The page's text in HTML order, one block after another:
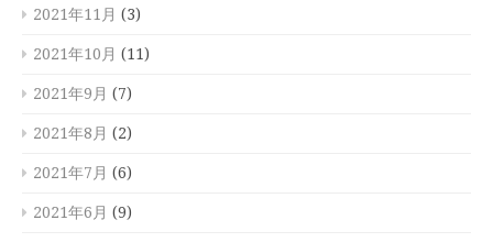
2021年11月 (3)
2021年10月 (11)
2021年9月 (7)
2021年8月 (2)
2021年7月 (6)
2021年6月 (9)